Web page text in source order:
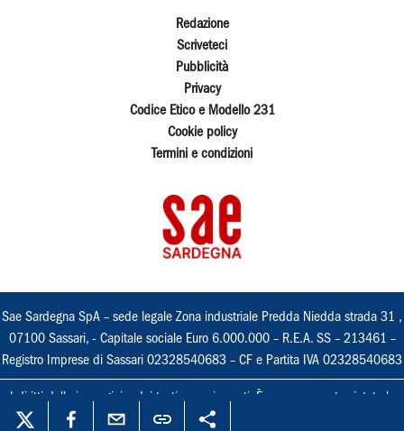
Redazione
Scriveteci
Pubblicità
Privacy
Codice Etico e Modello 231
Cookie policy
Termini e condizioni
Sae Sardegna SpA – sede legale Zona industriale Predda Niedda strada 31 ,
07100 Sassari, - Capitale sociale Euro 6.000.000 – R.E.A. SS – 213461 –
Registro Imprese di Sassari 02328540683 – CF e Partita IVA 02328540683
I diritti delle immagini e dei testi sono riservati. È espressamente vietata la
loro riproduzione con qualsiasi mezzo e l'adattamento totale o parziale.